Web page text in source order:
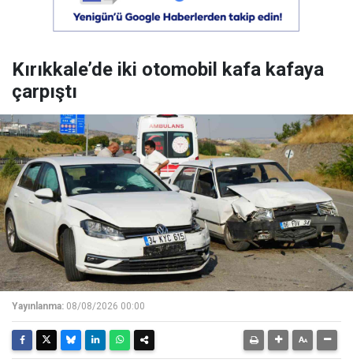
Kırıkkale’de iki otomobil kafa kafaya
çarpıştı
Yayınlanma: 08/08/2026 00:00